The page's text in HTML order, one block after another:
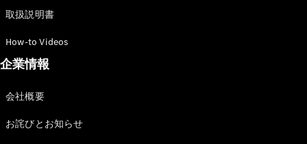
取扱説明書
How-to Videos
企業情報
会社概要
お詫びとお知らせ